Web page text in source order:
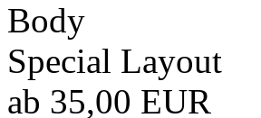
Body
Special Layout
ab 35,00 EUR